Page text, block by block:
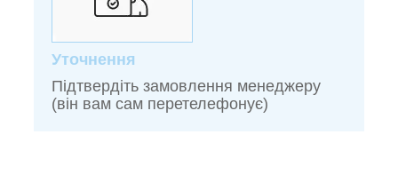
Уточнення
Підтвердіть замовлення менеджеру
(він вам сам перетелефонує)